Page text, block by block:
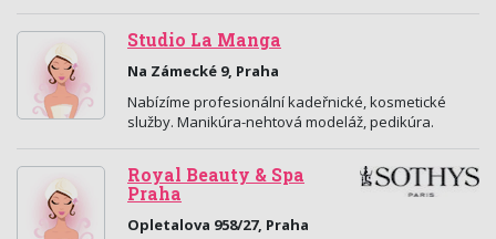
Studio La Manga
Na Zámecké 9, Praha
Nabízíme profesionální kadeřnické, kosmetické
služby. Manikúra-nehtová modeláž, pedikúra.
Royal Beauty & Spa
Praha
Opletalova 958/27, Praha